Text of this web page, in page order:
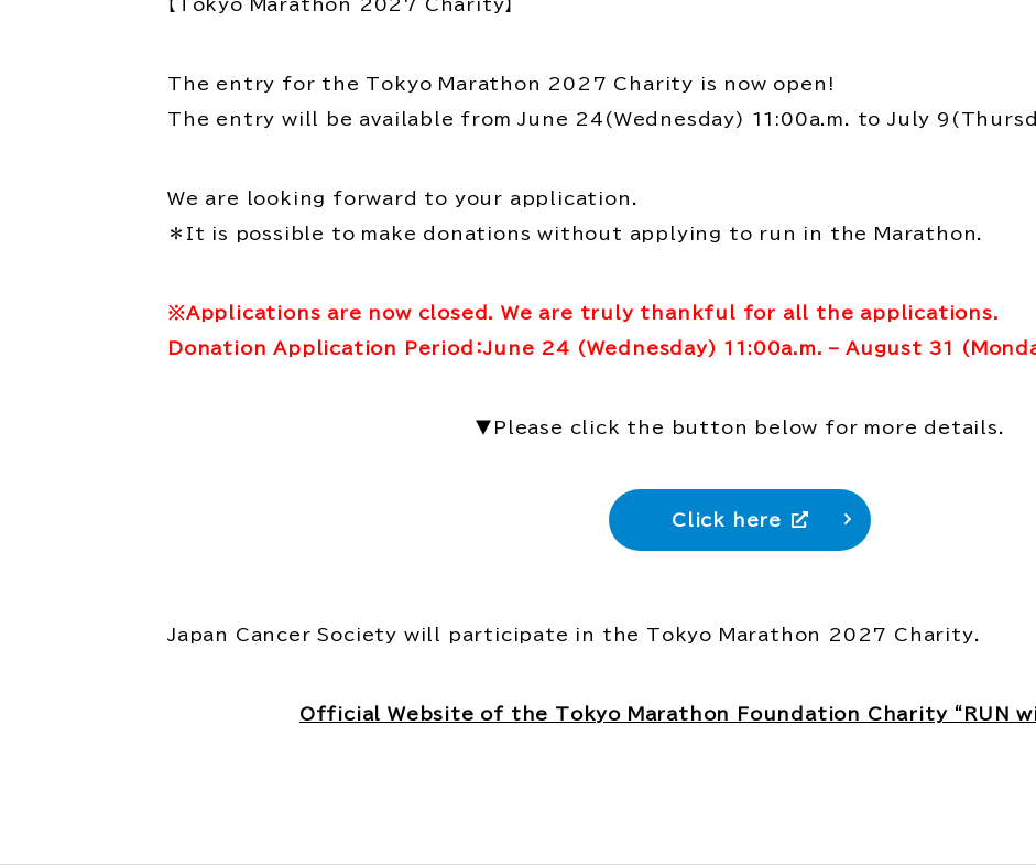
【Tokyo Marathon 2027 Charity】
The entry for the Tokyo Marathon 2027 Charity is now open!
The entry will be available from June 24(Wednesday) 11:00a.m. to July
We are looking forward to your application.
＊It is possible to make donations without applying to run in the Marathon.
※Applications are now closed. We are truly thankful for all the applications.
Donation Application Period：June 24 (Wednesday) 11:00a.m. – August 31
▼Please click the button below for more details.
Click here
Japan Cancer Society will participate in the Tokyo Marathon 2027 Charity.
Official Website of the Tokyo Marathon Foundation Charity “RUN